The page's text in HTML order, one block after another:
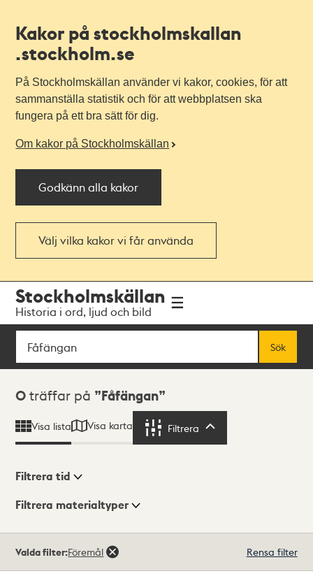
Kakor på stockholmskallan
.stockholm.se
På Stockholmskällan använder vi kakor, cookies, för att
sammanställa statistik och för att webbplatsen ska
fungera på ett bra sätt för dig.
Om kakor på Stockholmskällan
Godkänn alla kakor
Välj vilka kakor vi får använda
navigationen
huvudinnehållet
Stockholmskällan
Historia i ord, ljud och bild
Sök
Sök
Sökresultat
0 träffar på Fåfängan
Visa lista Visa karta Filtrera
Visningsläge
Filtrera tid
Filtrera materialtyper
träffar
Valda filter:Föremål Rensa filter